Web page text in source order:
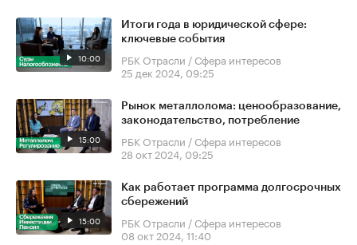
10:00
Итоги года в юридической сфере:
ключевые события
РБК Отрасли / Сфера интересов
25 дек 2024, 09:25
15:00
Рынок металлолома: ценообразование,
законодательство, потребление
РБК Отрасли / Сфера интересов
28 окт 2024, 09:25
15:00
Как работает программа долгосрочных
сбережений
РБК Отрасли / Сфера интересов
08 окт 2024, 11:40